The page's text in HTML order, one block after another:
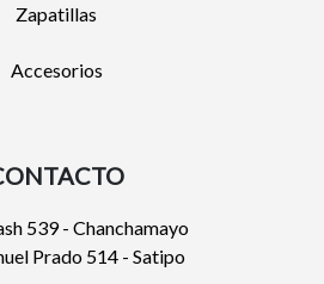
Zapatillas
Accesorios
539 - Chanchamayo
Prado 514 - Satipo